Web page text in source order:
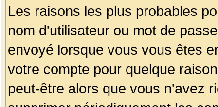
Les raisons les plus probables
nom d'utilisateur ou mot de
envoyé lorsque vous vous êtes
votre compte pour quelque
peut-être alors que vous n'avez